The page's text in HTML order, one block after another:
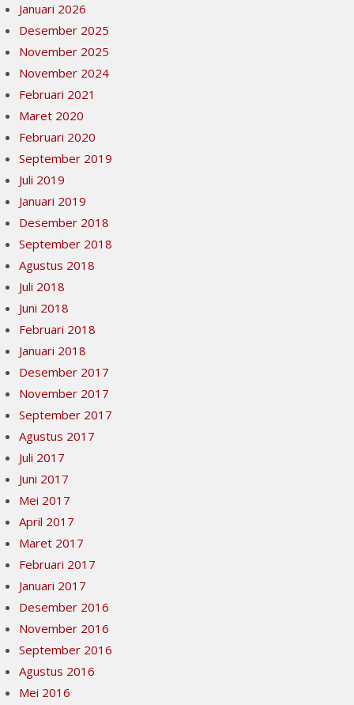
Januari 2026
Desember 2025
November 2025
November 2024
Februari 2021
Maret 2020
Februari 2020
September 2019
Juli 2019
Januari 2019
Desember 2018
September 2018
Agustus 2018
Juli 2018
Juni 2018
Februari 2018
Januari 2018
Desember 2017
November 2017
September 2017
Agustus 2017
Juli 2017
Juni 2017
Mei 2017
April 2017
Maret 2017
Februari 2017
Januari 2017
Desember 2016
November 2016
September 2016
Agustus 2016
Mei 2016